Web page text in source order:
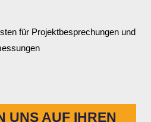
für Projekt­be­spre­chungen und
UNS AUF IHREN